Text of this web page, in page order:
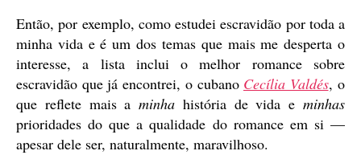
Então, por exemplo, como estudei escravidão por toda a
minha vida e é um dos temas que mais me desperta o
interesse, a lista inclui o melhor romance sobre
escravidão que já encontrei, o cubano Cecília Valdés, o
que reflete mais aminha história de vida eminhas
prioridades do que a qualidade do romance em si —
apesar dele ser, naturalmente, maravilhoso.